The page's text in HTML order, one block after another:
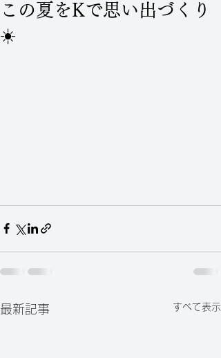
この夏をKで思い出づくり
☀️
最新記事 すべて表示